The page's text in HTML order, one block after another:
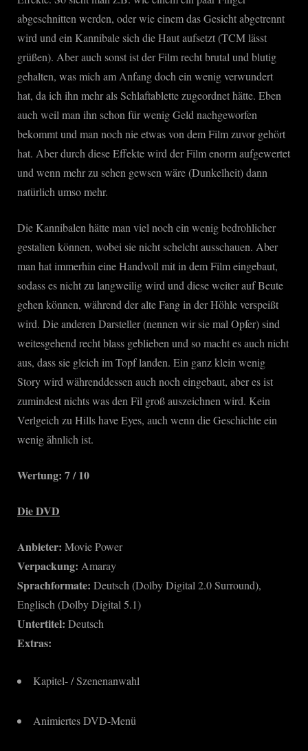
abgeschnitten werden, oder wie einem das Gesicht abgetrennt
wird und ein Kannibale sich die Haut aufsetzt (TCM lässt
grüßen). Aber auch sonst ist der Film recht brutal und blutig
gehalten, was mich am Anfang doch ein wenig verwundert
hat, da ich ihn mehr als Schlaftablette zugeordnet hätte. Eben
auch weil man ihn schon für wenig Geld nachgeworfen
bekommt und man noch nie etwas von dem Film zuvor gehört
hat. Aber durch diese Effekte wird der Film enorm aufgewertet
und wenn mehr zu sehen gewsen wäre (Dunkelheit) dann
natürlich umso mehr.
Die Kannibalen hätte man viel noch ein wenig bedrohlicher
gestalten können, wobei sie nicht schelcht ausschauen. Aber
man hat immerhin eine Handvoll mit in dem Film eingebaut,
sodass es nicht zu langweilig wird und diese weiter auf Beute
gehen können, während der alte Fang in der Höhle verspeißt
wird. Die anderen Darsteller (nennen wir sie mal Opfer) sind
weitesgehend recht blass geblieben und so macht es auch nicht
aus, dass sie gleich im Topf landen. Ein ganz klein wenig
Story wird währenddessen auch noch eingebaut, aber es ist
zumindest nichts was den Fil groß auszeichnen wird. Kein
Verlgeich zu Hills have Eyes, auch wenn die Geschichte ein
wenig ähnlich ist.
Wertung: 7 / 10
Die DVD
Anbieter: Movie Power
Verpackung: Amaray
Sprachformate: Deutsch (Dolby Digital 2.0 Surround),
Englisch (Dolby Digital 5.1)
Untertitel: Deutsch
Extras:
Kapitel- / Szenenanwahl
Animiertes DVD-Menü